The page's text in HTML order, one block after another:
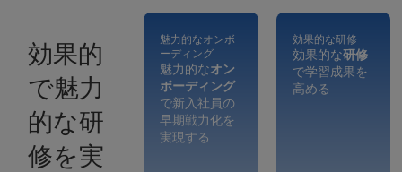
入感を高め
ることがで
きます。
効果的
で魅力
的な研
修を実
魅力的なオンボ
ーディング
魅力的なオン
ボーディング
で新入社員の
早期戦力化を
実現する
効果的な研修
効果的な研修
で学習成果を
高める